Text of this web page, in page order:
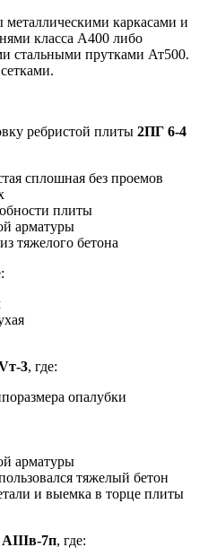
каркасами и
класса А400 либо
стальными прутками Ат500.
ребристой плиты 2ПГ 6-4
сплошная без проемов
плиты
арматуры
тяжелого бетона
3, где:
опалубки
арматуры
тяжелый бетон
и выемка в торце плиты
АIIIв-7п, где: